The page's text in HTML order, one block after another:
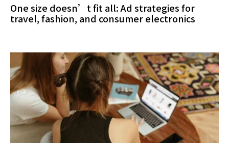
One size doesn’t fit all: Ad strategies for
travel, fashion, and consumer electronics